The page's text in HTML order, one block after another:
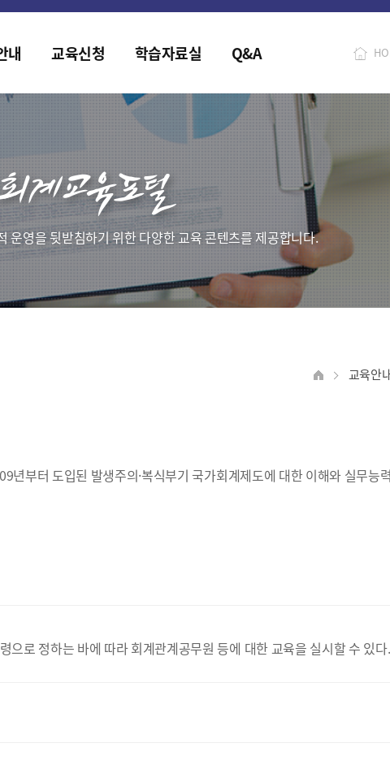
전문교육 사전수요조사 안내
내 교육신청 학습자료실 Q&A
운영을 뒷받침하기 위한 다양한 교육 콘텐츠를 제공합니다.
교육안
부터 도입된 발생주의·복식부기 국가회계제도에 대한 이해와 실무능
로 정하는 바에 따라 회계관계공무원 등에 대한 교육을 실시할 수 있다.